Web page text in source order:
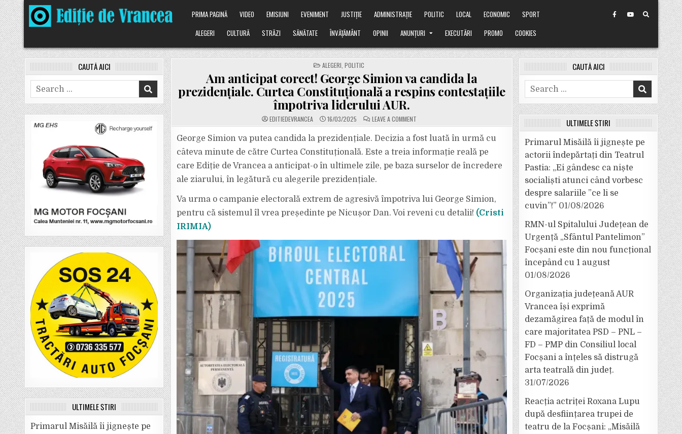
Skip
to
content
PRIMA PAGINĂ VIDEO EMISIUNI EVENIMENT JUSTIȚIE ADMINISTRAȚIE POLITIC LOCAL ECONOMIC
SPORT
ALEGERI
CULTURĂ STRĂZI SĂNĂTATE ÎNVĂȚĂMÂNT OPINII ANUNȚURI EXECUTĂRI PROMO COOKIES
POSTED
IN
ALEGERI ,POLITIC
Am anticipat corect! George Simion va candida la
prezidențiale. Curtea Constituțională a respins contestațiile
împotriva liderului AUR.
EDITIEDEVRANCEA 16/03/2025 LEAVE A COMMENTON
AM
CORECT!
GEORGE
SIMION
VA
LA
RESPINS
CONTESTAȚIILE
ÎMPOTRIVA
LIDERULUI
George Simion va putea candida la prezidențiale. Decizia a fost luată în urmă cu
câteva minute de către Curtea Constituțională. Este a treia informație reală pe
care Ediție de Vrancea a anticipat-o în ultimele zile, pe baza surselor de încredere
ale ziarului, în legătură cu alegerile prezidențiale.
Va urma o campanie electorală extrem de agresivă împotriva lui George Simion,
pentru că sistemul îl vrea președinte pe Nicușor Dan. Voi reveni cu detalii! (Cristi
IRIMIA)
CAUTĂ AICI
Search
for:
ULTIMELE ȘTIRI
Primarul Misăilă îi jignește pe
CAUTĂ AICI
Search
for:
ULTIMELE ȘTIRI
Primarul Misăilă îi jignește pe
actorii îndepărtați din Teatrul
Pastia: „Ei gândesc ca niște
socialiști atunci când vorbesc
despre salariile ”ce li se
cuvin”!” 01/08/2026
RMN-ul Spitalului Județean de
Urgență „Sfântul Pantelimon”
Focșani este din nou funcțional
începând cu 1 august
01/08/2026
Organizația județeană AUR
Vrancea își exprimă
dezamăgirea față de modul în
care majoritatea PSD – PNL –
FD – PMP din Consiliul local
Focșani a înțeles să distrugă
arta teatrală din județ.
31/07/2026
Reacția actriței Roxana Lupu
după desființarea trupei de
teatru de la Focșani: „Misăilă